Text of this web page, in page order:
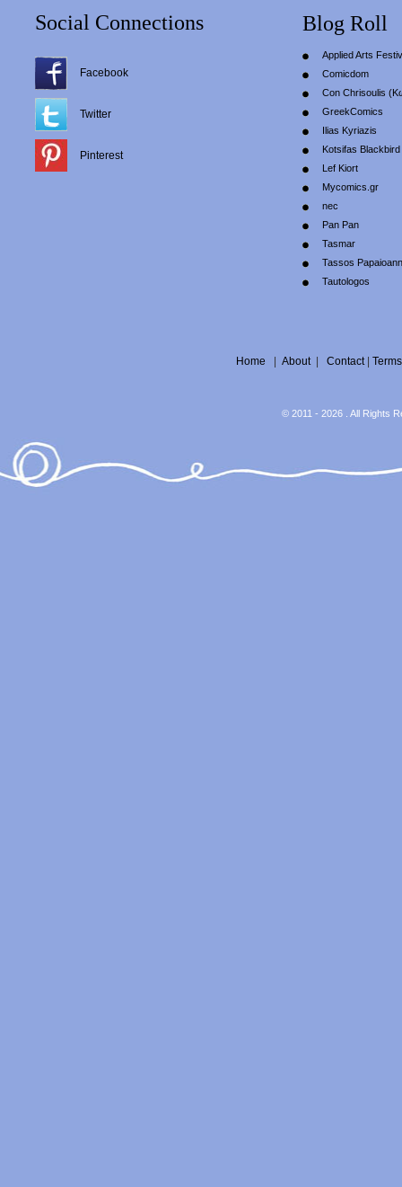
Social Connections
Facebook
Twitter
Pinterest
Blog Roll
Applied Arts
Comicdom
Con Chrisoulis
GreekComics
Ilias Kyriazis
Kotsifas Blackbird
Lef Kiort
Mycomics.gr
nec
Pan Pan
Tasmar
Tassos
Tautologos
Home About| Contact| Terms
© 2011 - 2026 . All Rights